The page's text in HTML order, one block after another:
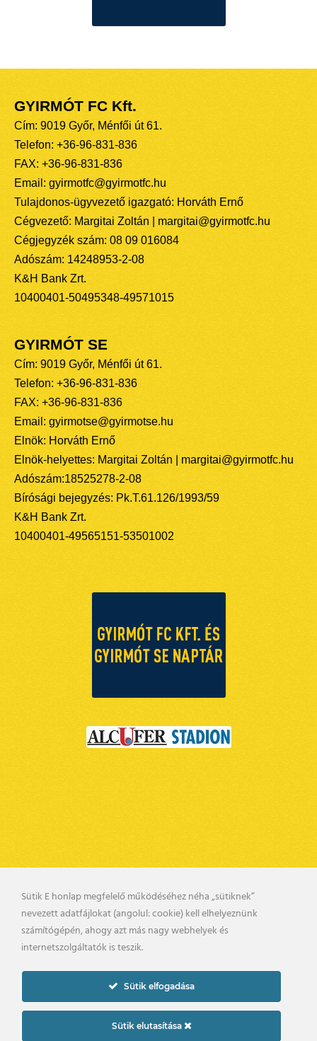
GYIRMÓT FC Kft.
Cím: 9019 Győr, Ménfői út 61.
Telefon: +36-96-831-836
FAX: +36-96-831-836
Email: gyirmotfc@gyirmotfc.hu
Tulajdonos-ügyvezető igazgató: Horváth Ernő
Cégvezető: Margitai Zoltán | margitai@gyirmotfc.hu
Cégjegyzék szám: 08 09 016084
Adószám: 14248953-2-08
K&H Bank Zrt.
10400401-50495348-49571015
GYIRMÓT SE
Cím: 9019 Győr, Ménfői út 61.
Telefon: +36-96-831-836
FAX: +36-96-831-836
Email: gyirmotse@gyirmotse.hu
Elnök: Horváth Ernő
Elnök-helyettes: Margitai Zoltán | margitai@gyirmotfc.hu
Adószám:18525278-2-08
Bírósági bejegyzés: Pk.T.61.126/1993/59
K&H Bank Zrt.
10400401-49565151-53501002
BELSŐ VISSZAÉLÉS BEJELENTÉSI RENDSZER
KAPCSOLAT
UTÁNPÓTLÁS
PÁLYARENDSZABÁLYOK
ADATKEZELÉSI TÁJÉKOZTATÓ
2019. © gyirmotfc.hu
Sütik E honlap megfelelő működéséhez néha „sütiknek”
nevezett adatfájlokat (angolul: cookie) kell elhelyeznünk
számítógépén, ahogy azt más nagy webhelyek és
internetszolgáltatók is teszik.
Sütik elfogadása
Sütik elutasítása